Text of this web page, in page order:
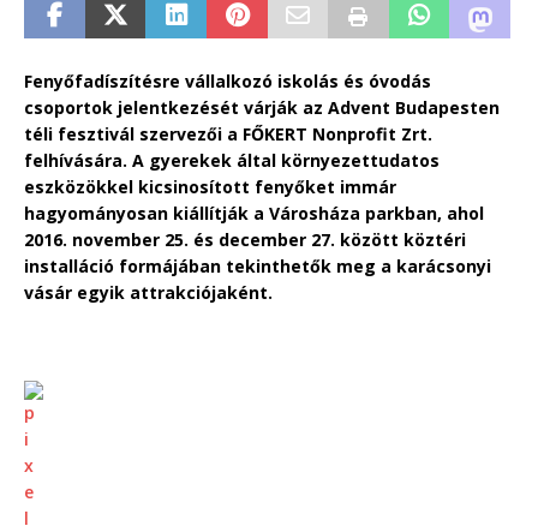
Fenyőfadíszítésre vállalkozó iskolás és óvodás
csoportok jelentkezését várják az Advent Budapesten
téli fesztivál szervezői a FŐKERT Nonprofit Zrt.
felhívására. A gyerekek által környezettudatos
eszközökkel kicsinosított fenyőket immár
hagyományosan kiállítják a Városháza parkban, ahol
2016. november 25. és december 27. között köztéri
installáció formájában tekinthetők meg a karácsonyi
vásár egyik attrakciójaként.